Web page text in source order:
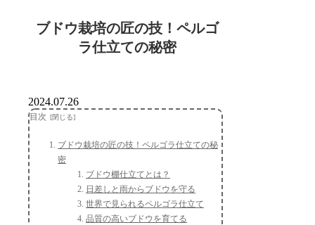
ブドウ栽培の匠の技！ペルゴ
ラ仕立ての秘密
2024.07.26
目次
ブドウ栽培の匠の技！ペルゴラ仕立ての秘
密
ブドウ棚仕立てとは？
日差しと雨からブドウを守る
世界で見られるペルゴラ仕立て
品質の高いブドウを育てる